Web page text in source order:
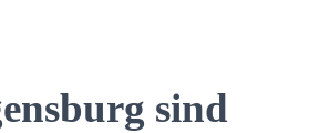
sind